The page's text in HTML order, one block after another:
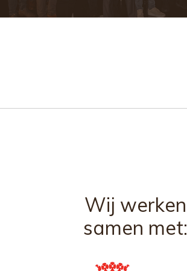
Wij werken
samen met: